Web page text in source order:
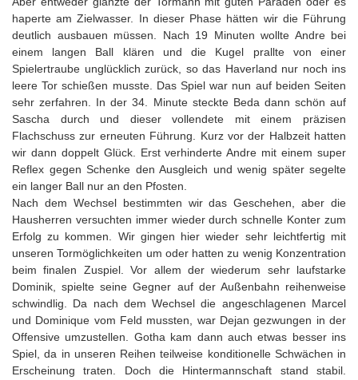
haperte am Zielwasser. In dieser Phase hätten wir die Führung
deutlich ausbauen müssen. Nach 19 Minuten wollte Andre bei
einem langen Ball klären und die Kugel prallte von einer
Spielertraube unglücklich zurück, so das Haverland nur noch ins
leere Tor schießen musste. Das Spiel war nun auf beiden Seiten
sehr zerfahren. In der 34. Minute steckte Beda dann schön auf
Sascha durch und dieser vollendete mit einem präzisen
Flachschuss zur erneuten Führung. Kurz vor der Halbzeit hatten
wir dann doppelt Glück. Erst verhinderte Andre mit einem super
Reflex gegen Schenke den Ausgleich und wenig später segelte
ein langer Ball nur an den Pfosten.
Nach dem Wechsel bestimmten wir das Geschehen, aber die
Hausherren versuchten immer wieder durch schnelle Konter zum
Erfolg zu kommen. Wir gingen hier wieder sehr leichtfertig mit
unseren Tormöglichkeiten um oder hatten zu wenig Konzentration
beim finalen Zuspiel. Vor allem der wiederum sehr laufstarke
Dominik, spielte seine Gegner auf der Außenbahn reihenweise
schwindlig. Da nach dem Wechsel die angeschlagenen Marcel
und Dominique vom Feld mussten, war Dejan gezwungen in der
Offensive umzustellen. Gotha kam dann auch etwas besser ins
Spiel, da in unseren Reihen teilweise konditionelle Schwächen in
Erscheinung traten. Doch die Hintermannschaft stand stabil.